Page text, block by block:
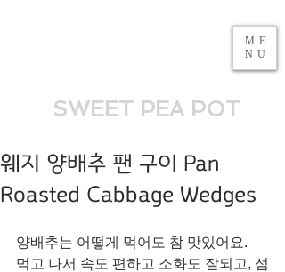
SWEET PEA POT
ME
NU
웨지 양배추 팬 구이 Pan
Roasted Cabbage Wedges
양배추는 어떻게 먹어도 참 맛있어요.
먹고 나서 속도 편하고 소화도 잘되고, 섬